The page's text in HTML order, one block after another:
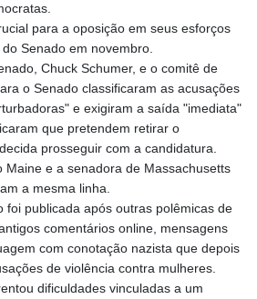
para a oposição em seus esforços
Senado em novembro.
Chuck Schumer, e o comitê de
o Senado classificaram as acusações
e exigiram a saída "imediata"
que pretendem retirar o
prosseguir com a candidatura.
Maine e a senadora de Massachusetts
a mesma linha.
foi publicada após outras polêmicas de
comentários online, mensagens
com conotação nazista que depois
de violência contra mulheres.
dificuldades vinculadas a um